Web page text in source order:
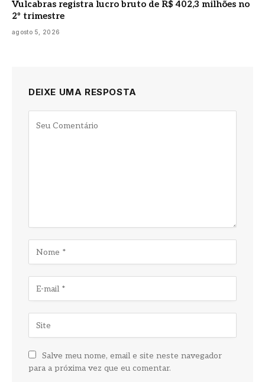
Vulcabras registra lucro bruto de R$ 402,3 milhões no
2º trimestre
agosto 5, 2026
DEIXE UMA RESPOSTA
Salve meu nome, email e site neste navegador
para a próxima vez que eu comentar.